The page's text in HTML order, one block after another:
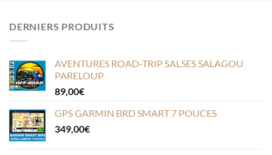
DERNIERS PRODUITS
AVENTURES ROAD-TRIP SALSES SALAGOU
PARELOUP
89,00€
GPS GARMIN BRD SMART 7 POUCES
349,00€